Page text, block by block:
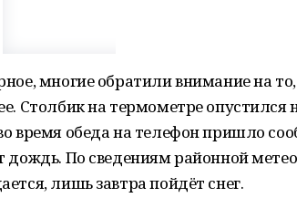
многие обратили внимание на
Столбик на термометре
время обеда на телефон пришло
дождь. По сведениям районной
лишь завтра пойдёт снег.